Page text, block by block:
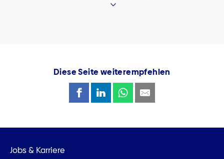
Diese Seite weiterempfehlen
Jobs & Karriere